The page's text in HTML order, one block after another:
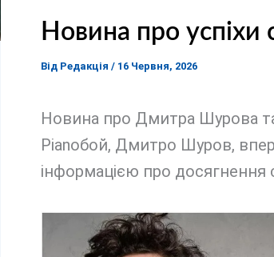
Новина про
Від Редакція / 16 Червня, 2026
Новина про Дмитра Шурова
Pianoбой, Дмитро Шуров,
інформацією про досягнення